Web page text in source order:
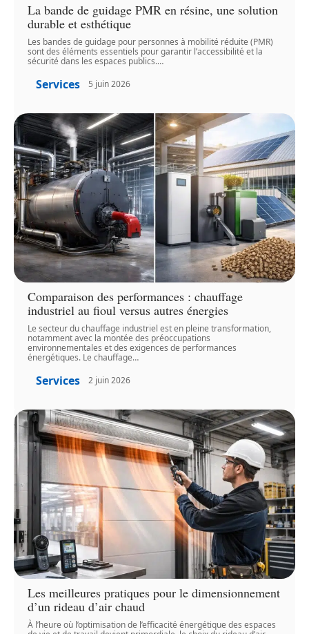
La bande de guidage PMR en résine, une solution
durable et esthétique
Les bandes de guidage pour personnes à mobilité réduite (PMR)
sont des éléments essentiels pour garantir l’accessibilité et la
sécurité dans les espaces publics.…
Services 5 juin 2026
Comparaison des performances : chauffage
industriel au fioul versus autres énergies
Le secteur du chauffage industriel est en pleine transformation,
notamment avec la montée des préoccupations
environnementales et des exigences de performances
énergétiques. Le chauffage…
Services 2 juin 2026
Les meilleures pratiques pour le dimensionnement
d’un rideau d’air chaud
À l’heure où l’optimisation de l’efficacité énergétique des espaces